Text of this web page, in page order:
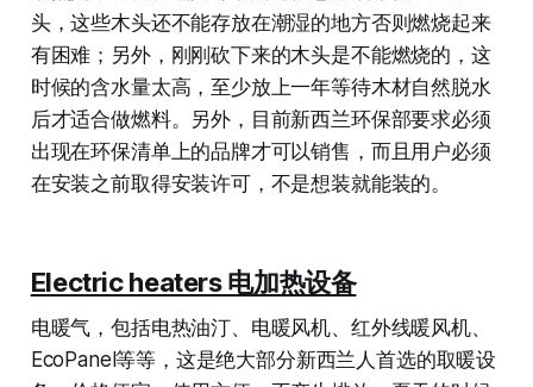
头，这些木头还不能存放在潮湿的地方否则燃烧起来
有困难；另外，刚刚砍下来的木头是不能燃烧的，这
时候的含水量太高，至少放上一年等待木材自然脱水
后才适合做燃料。另外，目前新西兰环保部要求必须
出现在环保清单上的品牌才可以销售，而且用户必须
在安装之前取得安装许可，不是想装就能装的。
Electric heaters 电加热设备
电暖气，包括电热油汀、电暖风机、红外线暖风机、
EcoPanel等等，这是绝大部分新西兰人首选的取暖设